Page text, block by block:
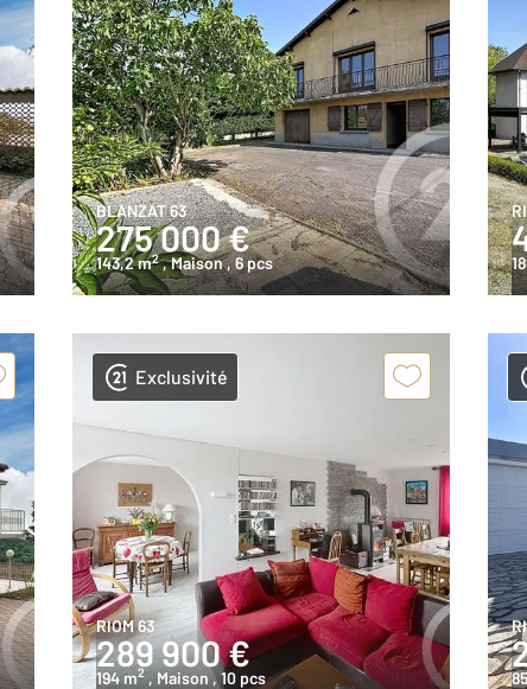
BLANZAT 63
275 000 €
143,2 m2 , Maison, 6 pcs
Exclusivité
RIOM 63
289 900 €
194 m2 , Maison , 10 pcs